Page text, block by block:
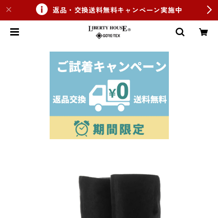
返品・交換送料無料キャンペーン実施中